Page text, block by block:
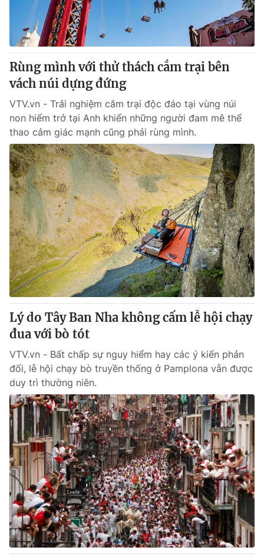
® Cấm sao chép dưới mọi hình thức nếu không có sự chấp
thuận bằng văn bản. Ghi rõ nguồn VTV.vn khi phát hành lại
thông tin từ website này.
Rùng mình với thử thách cắm trại bên
vách núi dựng đứng
VTV.vn - Trải nghiệm cắm trại độc đáo tại vùng núi
non hiểm trở tại Anh khiến những người đam mê thể
thao cảm giác mạnh cũng phải rùng mình.
Lý do Tây Ban Nha không cấm lễ hội chạy
đua với bò tót
VTV.vn - Bất chấp sự nguy hiểm hay các ý kiến phản
đối, lễ hội chạy bò truyền thống ở Pamplona vẫn được
duy trì thường niên.